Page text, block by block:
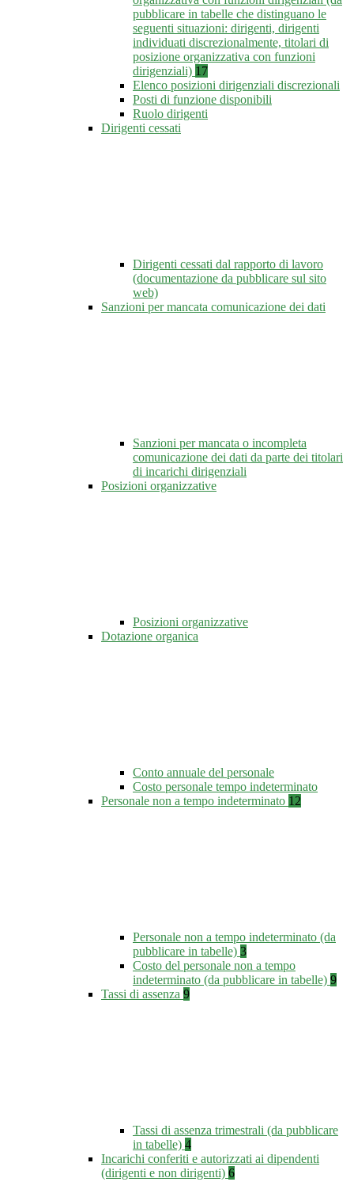
pubblicare in tabelle che distinguano le
seguenti situazioni: dirigenti, dirigenti
individuati discrezionalmente, titolari di
posizione organizzativa con funzioni
dirigenziali) 17
Elenco posizioni dirigenziali discrezionali
Posti di funzione disponibili
Ruolo dirigenti
Dirigenti cessati
Dirigenti cessati dal rapporto di lavoro
(documentazione da pubblicare sul sito
web)
Sanzioni per mancata comunicazione dei dati
Sanzioni per mancata o incompleta
comunicazione dei dati da parte dei titolari
di incarichi dirigenziali
Posizioni organizzative
Posizioni organizzative
Dotazione organica
Conto annuale del personale
Costo personale tempo indeterminato
Personale non a tempo indeterminato 12
Personale non a tempo indeterminato (da
pubblicare in tabelle) 3
Costo del personale non a tempo
indeterminato (da pubblicare in tabelle) 9
Tassi di assenza 9
Tassi di assenza trimestrali (da pubblicare
in tabelle) 4
Incarichi conferiti e autorizzati ai dipendenti
(dirigenti e non dirigenti) 6